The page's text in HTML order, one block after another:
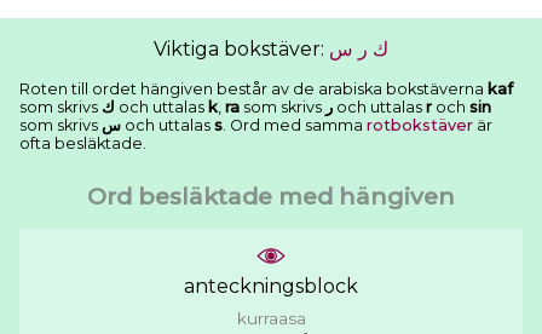
Viktiga bokstäver: ﻙ ﺭ ﺱ
Roten till ordet hängiven består av de arabiska bokstäverna kaf
som skrivs ﻙ och uttalas k, ra som skrivs ﺭ och uttalas r och sin
som skrivs ﺱ och uttalas s. Ord med samma rotbokstäver är
ofta besläktade.
Ord besläktade med hängiven
anteckningsblock
kurraasa